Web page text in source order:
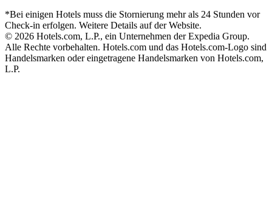
*Bei einigen Hotels muss die Stornierung mehr als 24 Stunden vor
Check-in erfolgen. Weitere Details auf der Website.
© 2026 Hotels.com, L.P., ein Unternehmen der Expedia Group.
Alle Rechte vorbehalten. Hotels.com und das Hotels.com-Logo sind
Handelsmarken oder eingetragene Handelsmarken von Hotels.com,
L.P.